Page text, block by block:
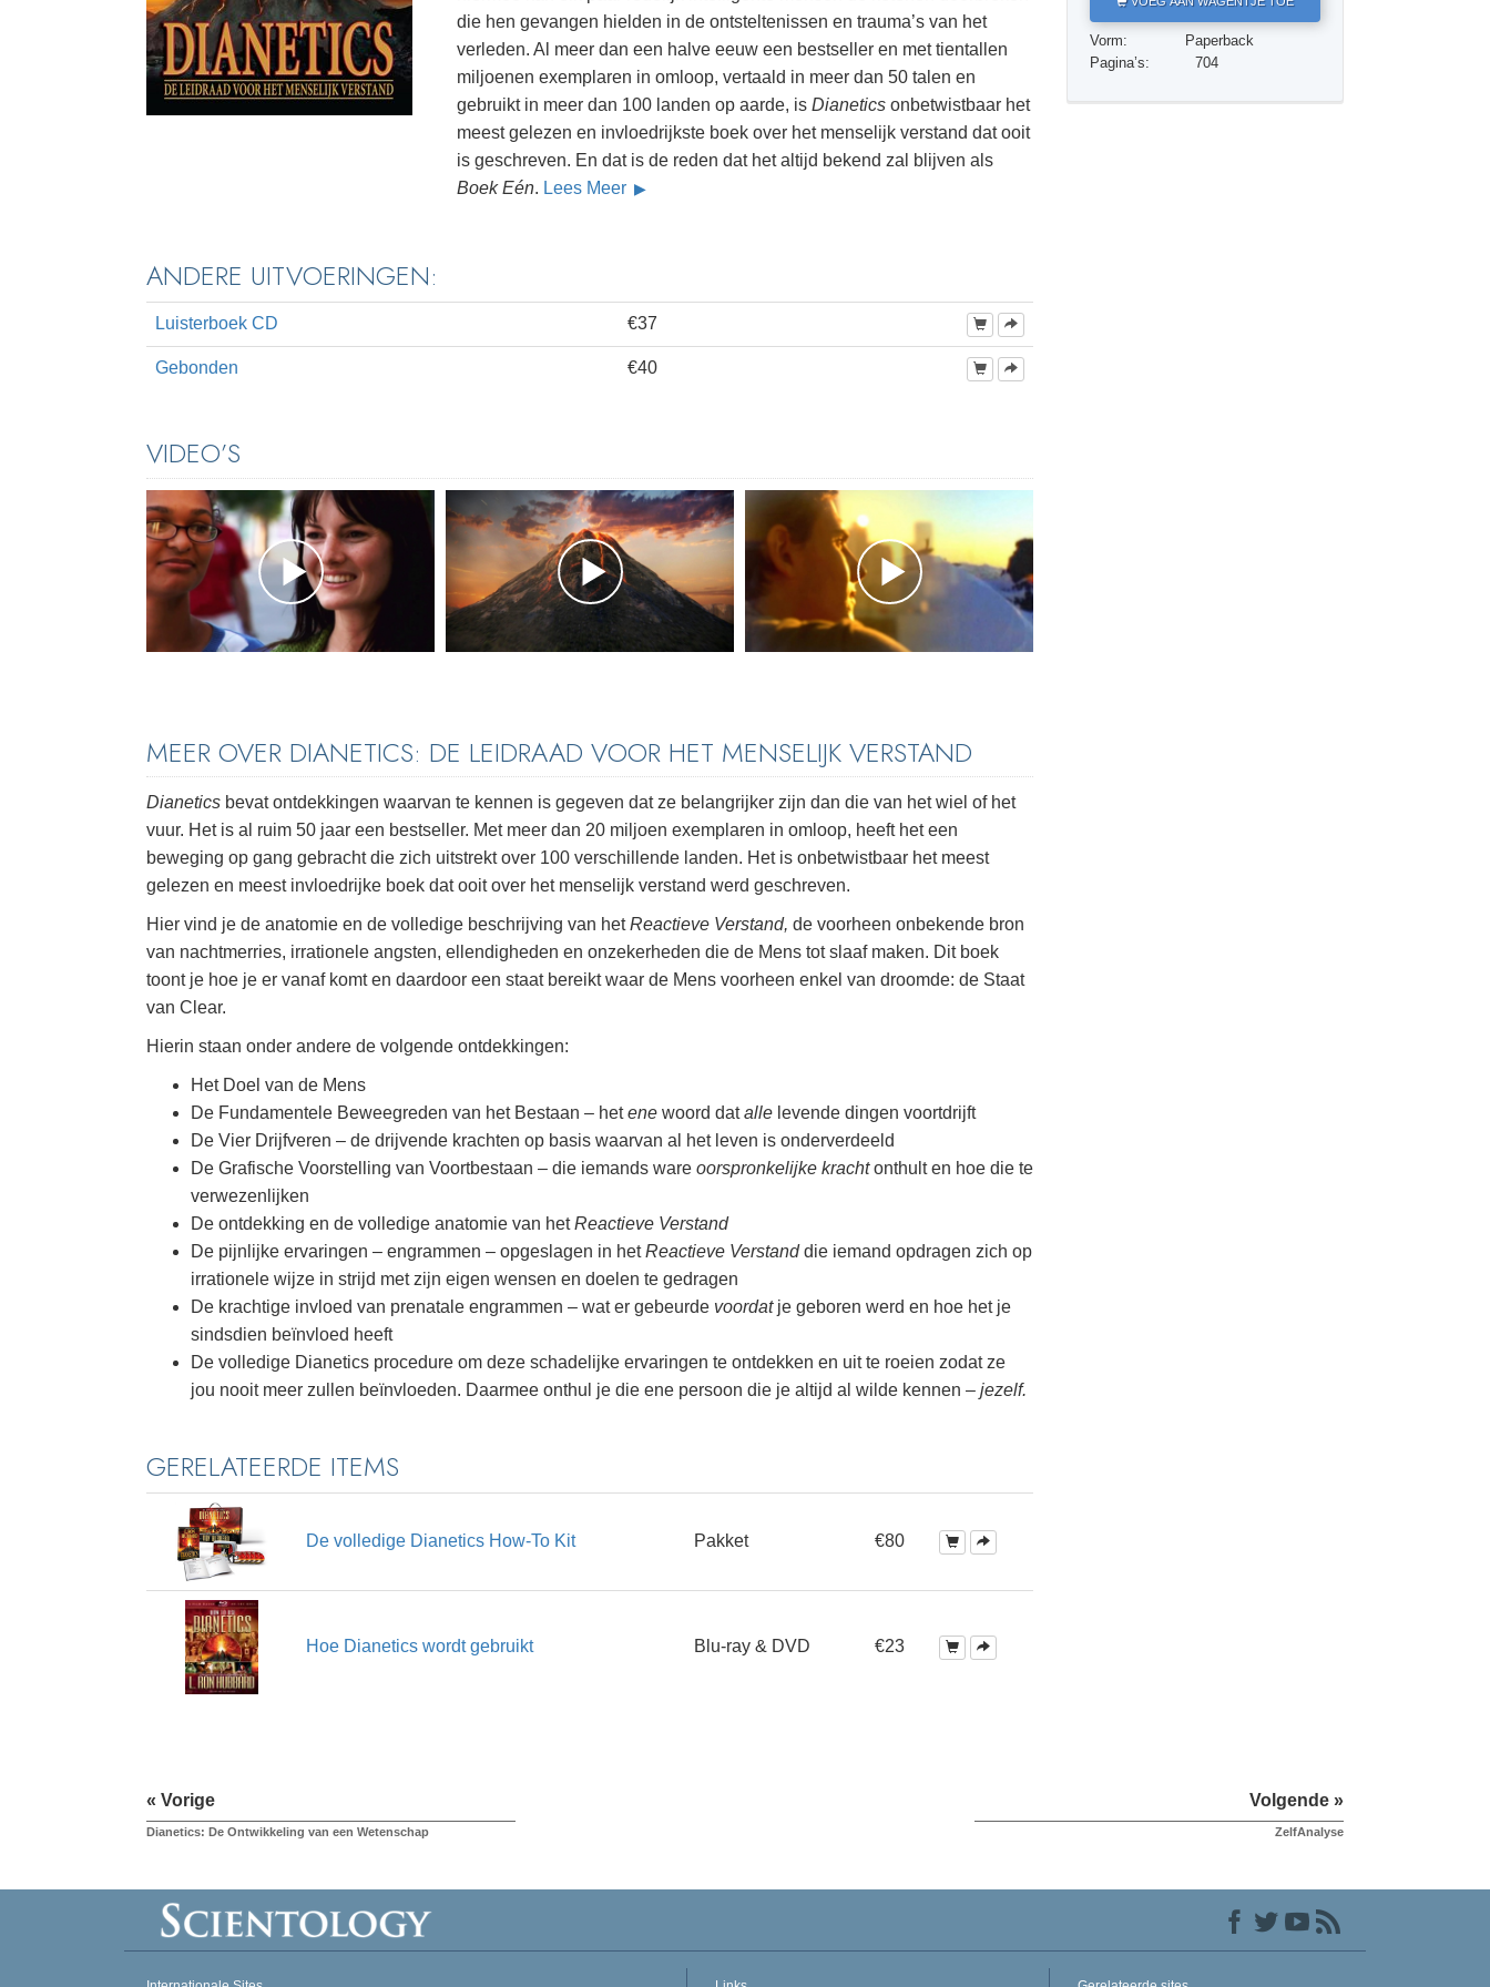
Oplossingen voor het Drugsprobleem
Kinderen
die hen gevangen hielden in de ontsteltenissen en trauma’s van het
verleden. Al meer dan een halve eeuw een bestseller en met tientallen
miljoenen exemplaren in omloop, vertaald in meer dan 50 talen en
gebruikt in meer dan 100 landen op aarde, is Dianetics onbetwistbaar het
meest gelezen en invloedrijkste boek over het menselijk verstand dat ooit
is geschreven. En dat is de reden dat het altijd bekend zal blijven als
Boek Eén. Lees Meer
Vorm:
Paperback
Pagina’s:
704
ANDERE UITVOERINGEN:
Luisterboek CD €37
Gebonden €40
VIDEO’S
MEER OVER DIANETICS: DE LEIDRAAD VOOR HET MENSELIJK VERSTAND
Dianetics bevat ontdekkingen waarvan te kennen is gegeven dat ze belangrijker zijn dan die van het wiel of het
vuur. Het is al ruim 50 jaar een bestseller. Met meer dan 20 miljoen exemplaren in omloop, heeft het een
beweging op gang gebracht die zich uitstrekt over 100 verschillende landen. Het is onbetwistbaar het meest
gelezen en meest invloedrijke boek dat ooit over het menselijk verstand werd geschreven.
Hier vind je de anatomie en de volledige beschrijving van hetReactieve Verstand, de voorheen onbekende bron
van nachtmerries, irrationele angsten, ellendigheden en onzekerheden die de Mens tot slaaf maken. Dit boek
toont je hoe je er vanaf komt en daardoor een staat bereikt waar de Mens voorheen enkel van droomde: de Staat
van Clear.
Hierin staan onder andere de volgende ontdekkingen:
Het Doel van de Mens
De Fundamentele Beweegreden van het Bestaan – hetene woord datalle levende dingen voortdrijft
De Vier Drijfveren – de drijvende krachten op basis waarvan al het leven is onderverdeeld
De Grafische Voorstelling van Voortbestaan – die iemands ware oorspronkelijke krachtonthult en hoe die te
verwezenlijken
De ontdekking en de volledige anatomie van hetReactieve Verstand
De pijnlijke ervaringen – engrammen – opgeslagen in hetReactieve Verstanddie iemand opdragen zich op
irrationele wijze in strijd met zijn eigen wensen en doelen te gedragen
De krachtige invloed van prenatale engrammen – wat er gebeurde voordatje geboren werd en hoe het je
sindsdien beïnvloed heeft
De volledige Dianetics procedure om deze schadelijke ervaringen te ontdekken en uit te roeien zodat ze
jou nooit meer zullen beïnvloeden. Daarmee onthul je die ene persoon die je altijd al wilde kennen – jezelf.
GERELATEERDE ITEMS
De volledige Dianetics How-To Kit Pakket €80
Hoe Dianetics wordt gebruikt Blu-ray & DVD €23
« Vorige
Dianetics: De Ontwikkeling van een Wetenschap
Volgende »
ZelfAnalyse